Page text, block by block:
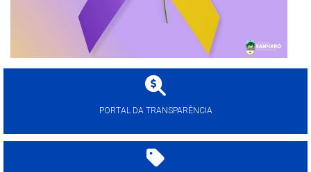
PORTAL DA TRANSPARÊNCIA